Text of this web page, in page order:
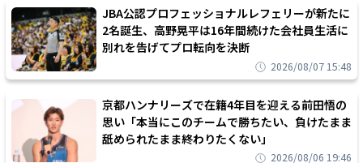
JBA公認プロフェッショナルレフェリーが新たに
2名誕生、高野晃平は16年間続けた会社員生活に
別れを告げてプロ転向を決断
2026/08/07 15:48
京都ハンナリーズで在籍4年目を迎える前田悟の
思い「本当にこのチームで勝ちたい、負けたまま
舐められたまま終わりたくない」
2026/08/06 19:46